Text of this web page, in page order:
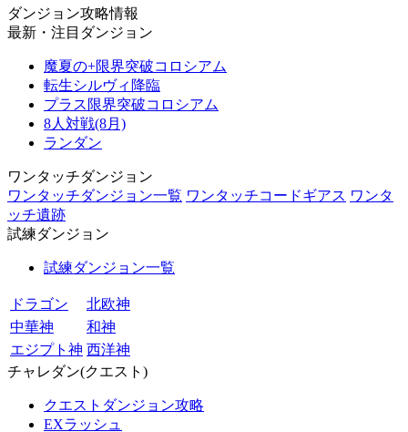
ダンジョン攻略情報
最新・注目ダンジョン
魔夏の+限界突破コロシアム
転生シルヴィ降臨
プラス限界突破コロシアム
8人対戦(8月)
ランダン
ワンタッチダンジョン
ワンタッチダンジョン一覧 ワンタッチコードギアス ワンタ
ッチ遺跡
試練ダンジョン
試練ダンジョン一覧
ドラゴン
北欧神
中華神
和神
エジプト神 西洋神
チャレダン(クエスト)
クエストダンジョン攻略
EXラッシュ